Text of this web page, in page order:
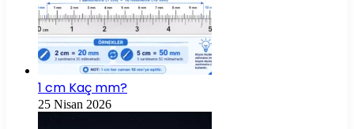
1 cm Kaç mm?
25 Nisan 2026